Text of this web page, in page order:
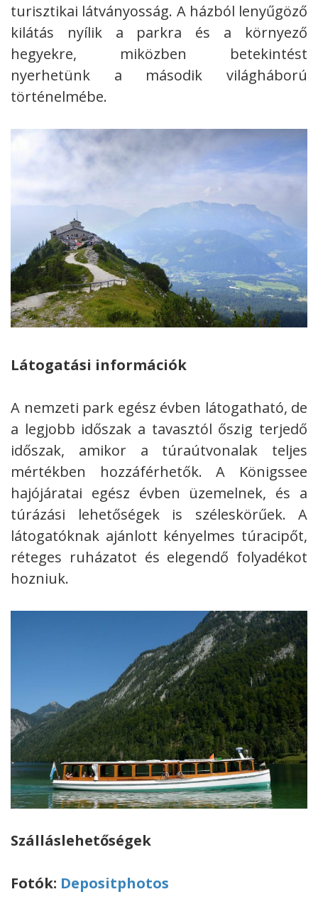
turisztikai látványosság. A házból lenyűgöző
kilátás nyílik a parkra és a környező
hegyekre, miközben betekintést
nyerhetünk a második világháború
történelmébe.
Látogatási információk
A nemzeti park egész évben látogatható, de
a legjobb időszak a tavasztól őszig terjedő
időszak, amikor a túraútvonalak teljes
mértékben hozzáférhetők. A Königssee
hajójáratai egész évben üzemelnek, és a
túrázási lehetőségek is széleskörűek. A
látogatóknak ajánlott kényelmes túracipőt,
réteges ruházatot és elegendő folyadékot
hozniuk.
Szálláslehetőségek
Fotók: Depositphotos